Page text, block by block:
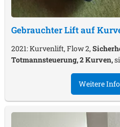
Gebrauchter Lift auf
2021: Kurvenlift, Flow 2,
Totmannsteuerung, 2 Kurven,
Weitere